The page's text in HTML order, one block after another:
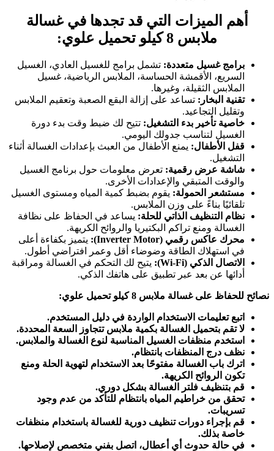
أهم الميزات التي قد تجدها في غسالة
ملابس 8 كيلو تحميل علوي:
برامج غسيل متعددة: تشمل برامج للغسيل العادي، الغسيل
السريع، الأقمشة الحساسة، الملابس الرياضية، غسيل
الملابس الثقيلة، وغيرها.
تقنية البخار: تساعد على إزالة البقع الصعبة وتعقيم الملابس
وتقليل التجاعيد.
خاصية تأخير بدء التشغيل: تتيح لك ضبط وقت بدء دورة
الغسيل لتناسب جدولك اليومي.
قفل الأطفال: يمنع الأطفال من العبث بإعدادات الغسالة أثناء
التشغيل.
شاشة عرض رقمية: تعرض معلومات حول برنامج الغسيل
والوقت المتبقي والإعدادات الأخرى.
مستشعر الحمولة: يقوم بضبط كمية المياه ومستوى الغسيل
تلقائيًا بناءً على وزن الملابس.
نظام التنظيف الذاتي للحلة: يساعد في الحفاظ على نظافة
الغسالة ومنع تراكم البكتيريا والروائح الكريهة.
محرك عاكس رقمي (Inverter Motor):
يتميز بكفاءة أعلى
في استهلاك الطاقة وضوضاء أقل وعمر افتراضي أطول.
الاتصال الذكي (Wi-Fi):
يتيح لك التحكم في الغسالة ومراقبة
أدائها عن بعد عبر تطبيق على هاتفك الذكي.
نصائح للحفاظ على غسالة ملابس 8 كيلو تحميل علوي:
اتبع تعليمات الاستخدام الواردة في دليل المستخدم.
لا تقم بتحميل الغسالة بكمية ملابس تتجاوز السعة المحددة.
استخدم منظفات الغسيل المناسبة لنوع الغسالة والملابس.
نظف درج المنظفات بانتظام.
اترك باب الغسالة مفتوحًا بعد الاستخدام لتهوية الحلة ومنع
تكون الروائح الكريهة.
قم بتنظيف فلتر الغسالة بشكل دوري.
تحقق من خراطيم المياه بانتظام للتأكد من عدم وجود
تسريبات.
قم بإجراء دورات تنظيف دورية للغسالة باستخدام منظفات
خاصة بذلك.
في حالة حدوث أي أعطال، اتصل بفني متخصص لإصلاحها.